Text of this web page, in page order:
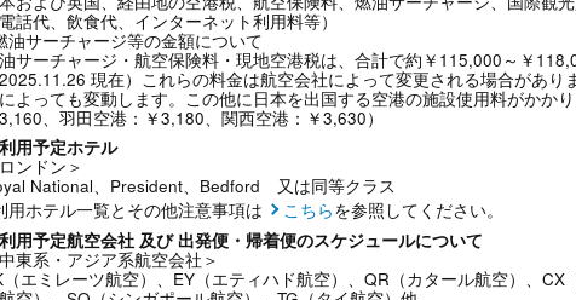
電話代、飲食代、インターネット利用料等）
油サーチャージ等の金額について
サーチャージ・航空保険料・現地空港税は、合計で約￥115,000～￥
2025.11.26 現在）これらの料金は航空会社によって変更される場合があり
によっても変動します。この他に日本を出国する空港の施設使用料がかか
、羽田空港：￥3,180、関西空港：￥3,630）
利用予定ホテル
ンドン＞
National、President、Bedford 又は同等クラス
用ホテル一覧とその他注意事項は
こちらを参照してください。
利用予定航空会社 及び 出発便・帰着便のスケジュールについて
東系・アジア系航空会社＞
（エミレーツ航空）、EY（エティハド航空）、QR（カタール航空）、CX